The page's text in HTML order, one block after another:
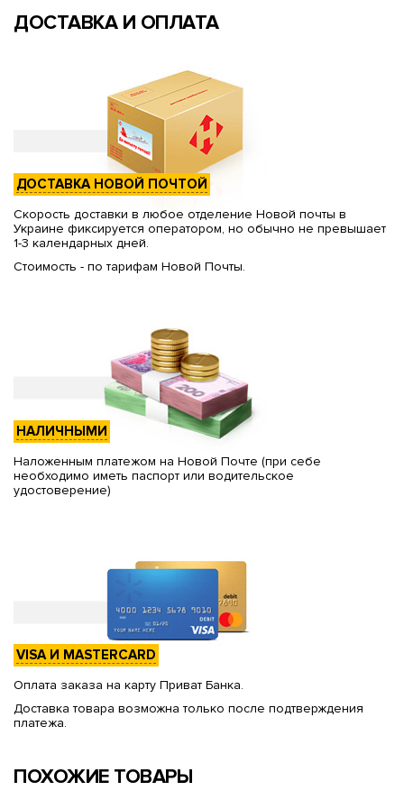
ДОСТАВКА И ОПЛАТА
ДОСТАВКА НОВОЙ ПОЧТОЙ
Скорость доставки в любое отделение Новой почты в
Украине фиксируется оператором, но обычно не превышает
1-3 календарных дней.
Стоимость - по тарифам Новой Почты.
НАЛИЧНЫМИ
Наложенным платежом на Новой Почте (при себе
необходимо иметь паспорт или водительское
удостоверение)
VISA И MASTERCARD
Оплата заказа на карту Приват Банка.
Доставка товара возможна только после подтверждения
платежа.
ПОХОЖИЕ ТОВАРЫ